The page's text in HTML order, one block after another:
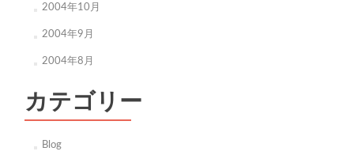
2004年10月
2004年9月
2004年8月
カテゴリー
Blog